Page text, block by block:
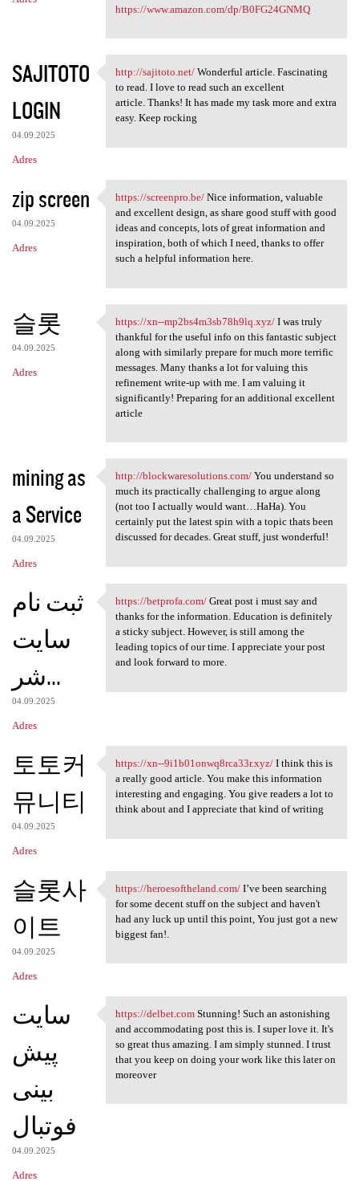
https://www.amazon.com/dp/B0FG24GNMQ
SAJITOTO
LOGIN
04.09.2025
Adres
http://sajitoto.net/
http://sajitoto.net/Wonderful article. Fascinating
to read. I love to read such an excellent
article. Thanks! It has made my task more and extra
easy. Keep rocking
zip screen
04.09.2025
Adres
https://screenpro.be/ Nice
https://screenpro.be/Nice information, valuable
and excellent design, as share good stuff with good
ideas and concepts, lots of great information and
inspiration, both of which I need, thanks to offer
such a helpful information here.
슬롯
04.09.2025
Adres
https://xn--mp2bs4m3sb78h9lq
https://xn--mp2bs4m3sb78h9lq.xyz/I was truly
thankful for the useful info on this fantastic subject
along with similarly prepare for much more terrific
messages. Many thanks a lot for valuing this
refinement write-up with me. I am valuing it
significantly! Preparing for an additional excellent
article
mining as
a Service
04.09.2025
Adres
http://blockwaresolutions.com
http://blockwaresolutions.com/You understand so
much its practically challenging to argue along
(not too I actually would want…HaHa). You
certainly put the latest spin with a topic thats been
discussed for decades. Great stuff, just wonderful!
ثبت نام
سایت
شر...
04.09.2025
Adres
https://betprofa.com/ Great
https://betprofa.com/Great post i must say and
thanks for the information. Education is definitely
a sticky subject. However, is still among the
leading topics of our time. I appreciate your post
and look forward to more.
토토커
뮤니티
04.09.2025
Adres
https://xn--9i1b01onwq8rca33r
https://xn--9i1b01onwq8rca33r.xyz/I think this is
a really good article. You make this information
interesting and engaging. You give readers a lot to
think about and I appreciate that kind of writing
슬롯사
이트
04.09.2025
Adres
https://heroesoftheland.com/
https://heroesoftheland.com/I’ve been searching
for some decent stuff on the subject and haven't
had any luck up until this point, You just got a new
biggest fan!.
سایت
پیش
بینی
فوتبال
04.09.2025
Adres
https://delbet.com Stunning!
https://delbet.comStunning! Such an astonishing
and accommodating post this is. I super love it. It's
so great thus amazing. I am simply stunned. I trust
that you keep on doing your work like this later on
moreover